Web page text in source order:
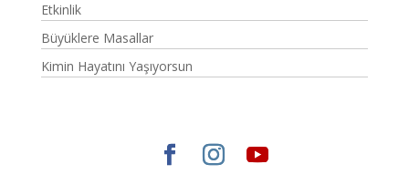
Etkinlik
Büyüklere Masallar
Kimin Hayatını Yaşıyorsun